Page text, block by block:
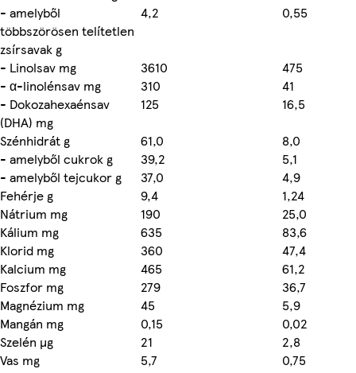
- amelyből
többszörösen telítetlen
zsírsavak g
4,2 0,55
- Linolsav mg 3610
475
- α-linolénsav mg
310
41
- Dokozahexaénsav
(DHA) mg
125
16,5
Szénhidrát g
61,0
8,0
- amelyből cukrok g
39,2
5,1
- amelyből tejcukor g
37,0
4,9
Fehérje g
9,4
1,24
Nátrium mg
190
25,0
Kálium mg
635
83,6
Klorid mg
360
47,4
Kalcium mg
465
61,2
Foszfor mg
279
36,7
Magnézium mg
45
5,9
Mangán mg
0,15
0,02
Szelén µg
21
2,8
Vas mg
5,7
0,75